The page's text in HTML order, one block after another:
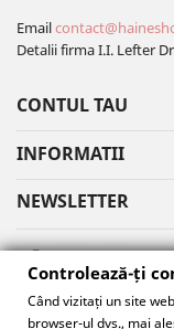
Email
Detalii firma I.I. Lefter
CONTUL TAU
INFORMATII
NEWSLETTER
Controlează-ți
Când vizitați un site
browser-ul dvs., mai